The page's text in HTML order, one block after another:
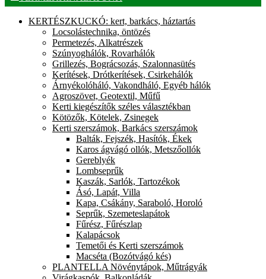
KERTÉSZKUCKÓ: kert, barkács, háztartás
Locsolástechnika, öntözés
Permetezés, Alkatrészek
Szúnyoghálók, Rovarhálók
Grillezés, Bográcsozás, Szalonnasütés
Kerítések, Drótkerítések, Csirkehálók
Árnyékolóháló, Vakondháló, Egyéb hálók
Agroszövet, Geotextil, Műfű
Kerti kiegészítők széles választékban
Kötözők, Kötelek, Zsinegek
Kerti szerszámok, Barkács szerszámok
Balták, Fejszék, Hasítók, Ékek
Karos ágvágó ollók, Metszőollók
Gereblyék
Lombseprűk
Kaszák, Sarlók, Tartozékok
Ásó, Lapát, Villa
Kapa, Csákány, Saraboló, Horoló
Seprűk, Szemeteslapátok
Fűrész, Fűrészlap
Kalapácsok
Temetői és Kerti szerszámok
Macséta (Bozótvágó kés)
PLANTELLA Növénytápok, Műtrágyák